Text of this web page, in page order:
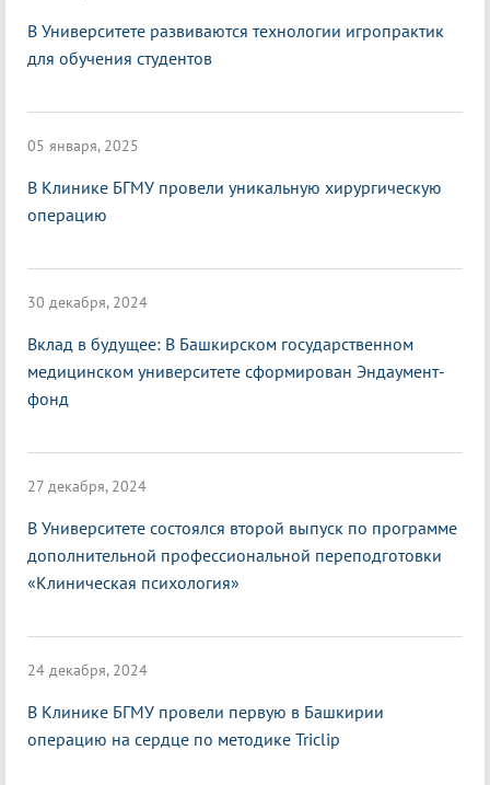
В Университете развиваются технологии игропрактик
для обучения студентов
05 января, 2025
В Клинике БГМУ провели уникальную хирургическую
операцию
30 декабря, 2024
Вклад в будущее: В Башкирском государственном
медицинском университете сформирован Эндаумент-
фонд
27 декабря, 2024
В Университете состоялся второй выпуск по программе
дополнительной профессиональной переподготовки
«Клиническая психология»
24 декабря, 2024
В Клинике БГМУ провели первую в Башкирии
операцию на сердце по методике Triclip